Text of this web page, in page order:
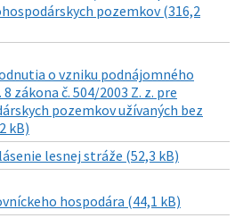
pozemkov (316,2
o vzniku podnájomného
zákona č. 504/2003 Z. z. pre
pozemkov užívaných bez
kB)
lesnej stráže (52,3 kB)
hospodára (44,1 kB)